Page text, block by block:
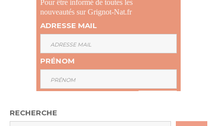
Pour être informé de toutes les
nouveautés sur Grignot-Nat.fr
ADRESSE MAIL
PRÉNOM
RECHERCHE